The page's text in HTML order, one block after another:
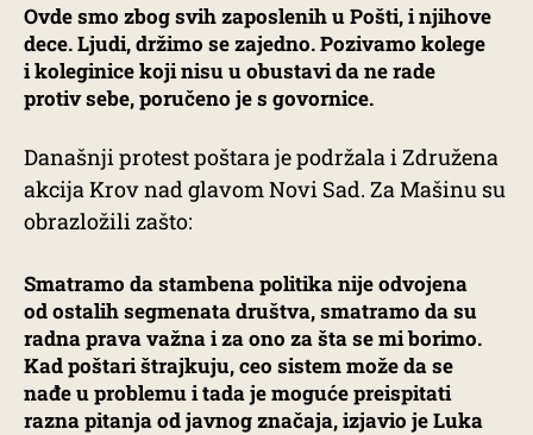
Ovde smo zbog svih zaposlenih u Pošti, i njihove
dece. Ljudi, držimo se zajedno. Pozivamo kolege
i koleginice koji nisu u obustavi da ne rade
protiv sebe, poručeno je s govornice.
Današnji protest poštara je podržala i Združena
akcija Krov nad glavom Novi Sad. Za Mašinu su
obrazložili zašto:
Smatramo da stambena politika nije odvojena
od ostalih segmenata društva, smatramo da su
radna prava važna i za ono za šta se mi borimo.
Kad poštari štrajkuju, ceo sistem može da se
nađe u problemu i tada je moguće preispitati
razna pitanja od javnog značaja, izjavio je Luka